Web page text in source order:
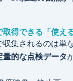
得できる「使え
集されるのは単
量的な点検データ